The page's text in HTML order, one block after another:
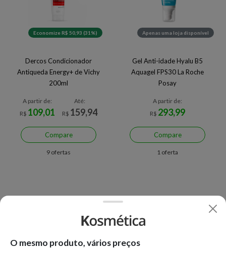
Economize R$ 50,93 (31%)
Dercos Condicionador
Antiqueda Energy+ de Vichy
200ml
A partir de:
R$ 109,01
Até:
R$ 159,94
Compare
9 ofertas
Apenas uma loja disponível
Gel Anti-idade Hyalu B5
Aquagel FPS30 La Roche
Posay
A partir de:
R$ 293,99
Compare
1 oferta
O mesmo produto, vários preços